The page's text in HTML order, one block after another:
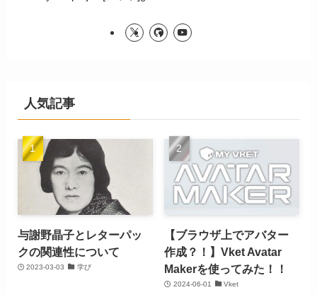
人気記事
与謝野晶子とレターパッ
クの関連性について
2023-03-03 学び
【ブラウザ上でアバター
作成？！】Vket Avatar
Makerを使ってみた！！
2024-06-01 Vket